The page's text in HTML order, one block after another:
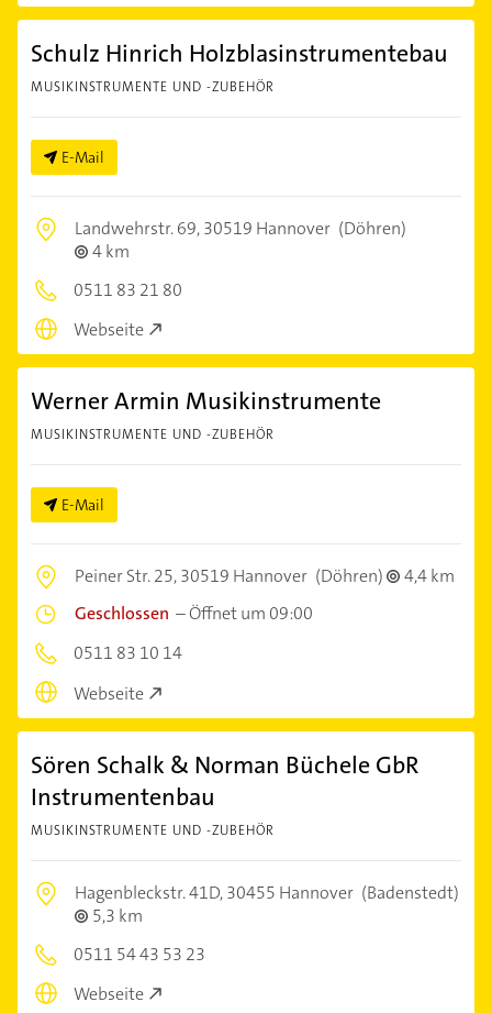
Schulz Hinrich Holzblasinstrumentebau
MUSIKINSTRUMENTE UND -ZUBEHÖR
E-Mail
Landwehrstr. 69,30519 Hannover (Döhren)
4 km
0511 83 21 80
Webseite
Werner Armin Musikinstrumente
MUSIKINSTRUMENTE UND -ZUBEHÖR
E-Mail
Peiner Str. 25,30519 Hannover (Döhren)
4,4 km
Geschlossen –Öffnet um 09:00
0511 83 10 14
Webseite
Sören Schalk & Norman Büchele GbR
Instrumentenbau
MUSIKINSTRUMENTE UND -ZUBEHÖR
Hagenbleckstr. 41D,30455 Hannover (Badenstedt)
5,3 km
0511 54 43 53 23
Webseite